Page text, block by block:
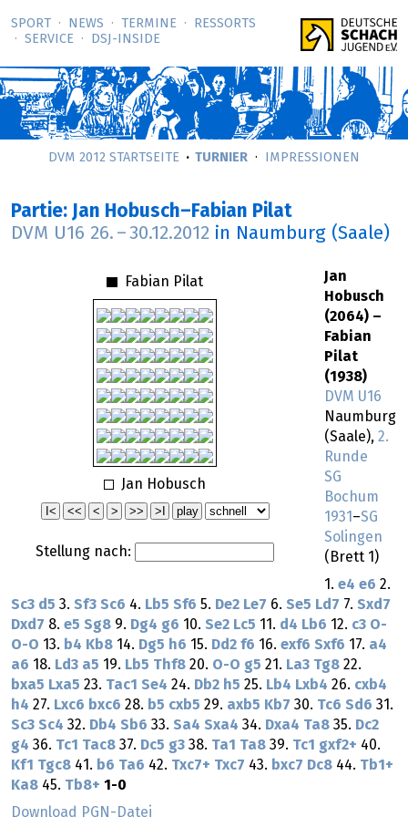
SPORT NEWS TERMINE
RESSORTS
SERVICE
DSJ-­INSIDE
DVM 2012 STARTSEITE TURNIER IMPRESSIONEN
Partie: Jan Hobusch–Fabian Pilat
DVM U16 26. – 30.12.2012 in Naumburg (Saale)
Fabian Pilat
Jan Hobusch
Stellung nach:
Jan
Hobusch
(2064) –
Fabian
Pilat
(1938)
DVM U16
Naumburg
(Saale), 2.
Runde
SG
Bochum
1931 –SG
Solingen
(Brett 1)
1. e4 e6 2.
Sc3 d5 3. Sf3 Sc6 4. Lb5 Sf6 5. De2 Le7 6. Se5 Ld7 7. Sxd7
Dxd7 8. e5 Sg8 9. Dg4 g6 10. Se2 Lc5 11. d4 Lb6 12. c3 O-
O-O 13. b4 Kb8 14. Dg5 h6 15. Dd2 f6 16. exf6 Sxf6 17. a4
a6 18. Ld3 a5 19. Lb5 Thf8 20. O-O g5 21. La3 Tg8 22.
bxa5 Lxa5 23. Tac1 Se4 24. Db2 h5 25. Lb4 Lxb4 26. cxb4
h4 27. Lxc6 bxc6 28. b5 cxb5 29. axb5 Kb7 30. Tc6 Sd6 31.
Sc3 Sc4 32. Db4 Sb6 33. Sa4 Sxa4 34. Dxa4 Ta8 35. Dc2
g4 36. Tc1 Tac8 37. Dc5 g3 38. Ta1 Ta8 39. Tc1 gxf2+ 40.
Kf1 Tgc8 41. b6 Ta6 42. Txc7+ Txc7 43. bxc7 Dc8 44. Tb1+
Ka8 45. Tb8+ 1-0
Download PGN-Datei